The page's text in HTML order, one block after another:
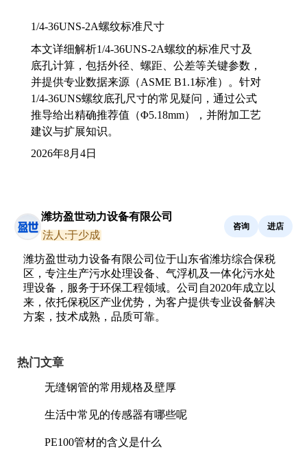
1/4-36UNS-2A螺纹标准尺寸
本文详细解析1/4-36UNS-2A螺纹的标准尺寸及
底孔计算，包括外径、螺距、公差等关键参数，
并提供专业数据来源（ASME B1.1标准）。针对
1/4-36UNS螺纹底孔尺寸的常见疑问，通过公式
推导给出精确推荐值（Φ5.18mm），并附加工艺
建议与扩展知识。
2026年8月4日
潍坊盈世动力设备有限公司
法人:于少成
咨询 进店
潍坊盈世动力设备有限公司位于山东省潍坊综合保税
区，专注生产污水处理设备、气浮机及一体化污水处
理设备，服务于环保工程领域。公司自2020年成立以
来，依托保税区产业优势，为客户提供专业设备解决
方案，技术成熟，品质可靠。
热门文章
无缝钢管的常用规格及壁厚
生活中常见的传感器有哪些呢
PE100管材的含义是什么